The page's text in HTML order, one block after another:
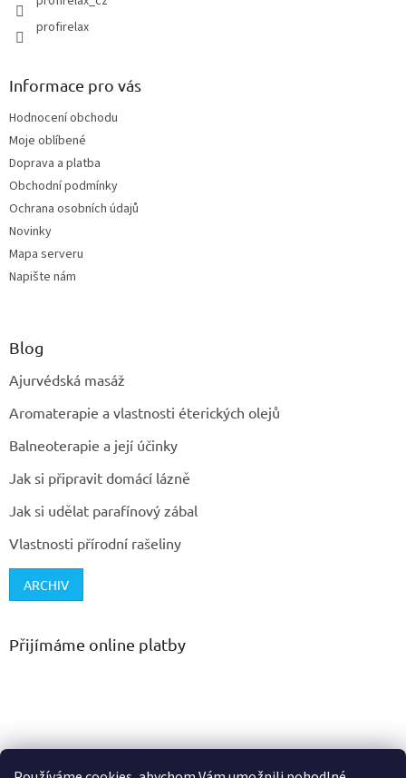
profirelax
Informace pro vás
Hodnocení obchodu
Moje oblíbené
Doprava a platba
Obchodní podmínky
Ochrana osobních údajů
Novinky
Mapa serveru
Napište nám
Blog
Ajurvédská masáž
Aromaterapie a vlastnosti éterických olejů
Balneoterapie a její účinky
Jak si připravit domácí lázně
Jak si udělat parafínový zábal
Vlastnosti přírodní rašeliny
ARCHIV
Přijímáme online platby